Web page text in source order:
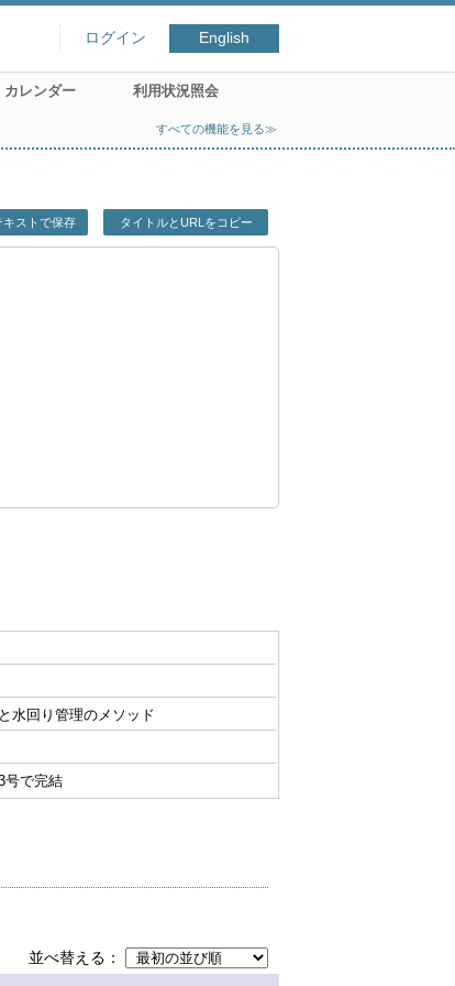
ログイン English
カレンダー 利用状況照会
すべての機能を見る≫
キストで保存 タイトルとURLをコピー
水回り管理のメソッド
号で完結
並べ替える